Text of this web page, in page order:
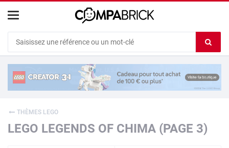
le
THÈMES LEGO
LEGO LEGENDS OF CHIMA (PAGE 3)
Cookies management panel